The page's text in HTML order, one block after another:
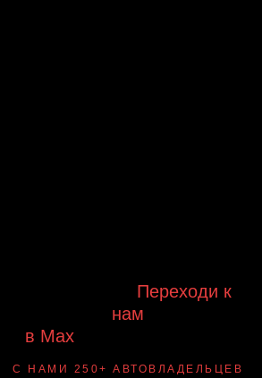
Переходи к
нам
в Max
С НАМИ 250+ АВТОВЛАДЕЛЬЦЕВ